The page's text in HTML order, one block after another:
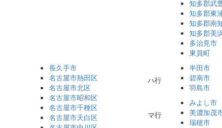
知多郡武
知多郡東
知多郡南
知多郡美
多治見市
東員町
長久手市
名古屋市熱田区
名古屋市北区
名古屋市昭和区
名古屋市千種区
名古屋市天白区
ハ行
半田市
碧南市
羽島市
マ行
みよし市
美濃加茂
瑞穂市